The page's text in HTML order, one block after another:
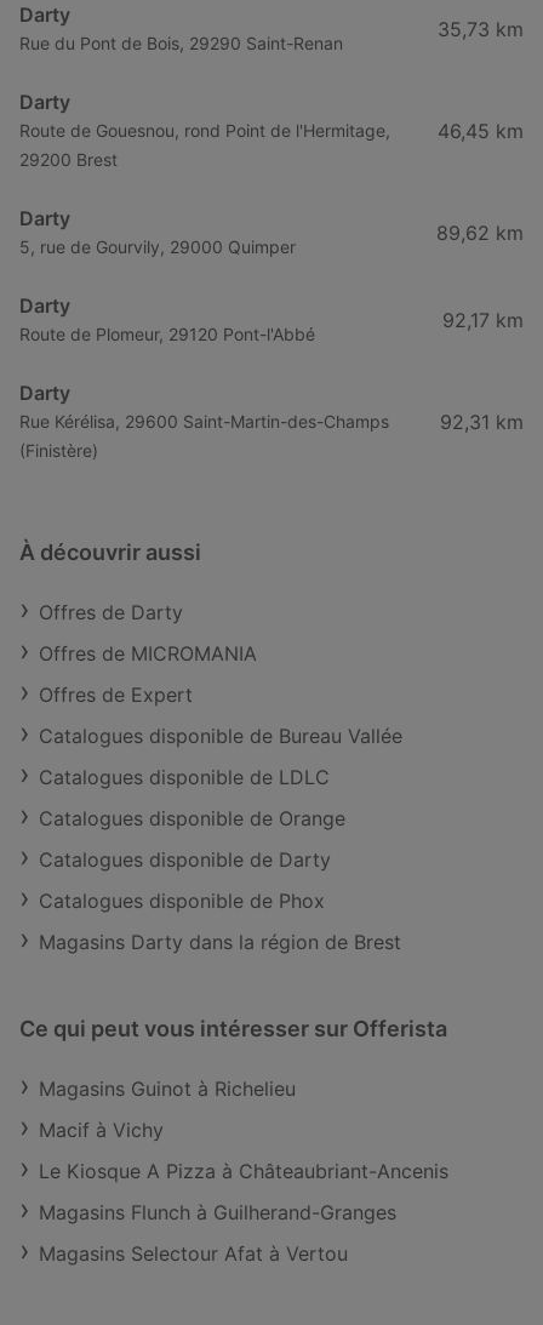
Darty
Rue du Pont de Bois, 29290 Saint-Renan
35,73 km
Darty
Route de Gouesnou, rond Point de l'Hermitage,
29200 Brest
46,45 km
Darty
5, rue de Gourvily, 29000 Quimper
89,62 km
Darty
Route de Plomeur, 29120 Pont-l'Abbé
92,17 km
Darty
Rue Kérélisa, 29600 Saint-Martin-des-Champs
(Finistère)
92,31 km
À découvrir aussi
Offres de Darty
Offres de MICROMANIA
Offres de Expert
Catalogues disponible de Bureau Vallée
Catalogues disponible de LDLC
Catalogues disponible de Orange
Catalogues disponible de Darty
Catalogues disponible de Phox
Magasins Darty dans la région de Brest
Ce qui peut vous intéresser sur Offerista
Magasins Guinot à Richelieu
Macif à Vichy
Le Kiosque A Pizza à Châteaubriant-Ancenis
Magasins Flunch à Guilherand-Granges
Magasins Selectour Afat à Vertou